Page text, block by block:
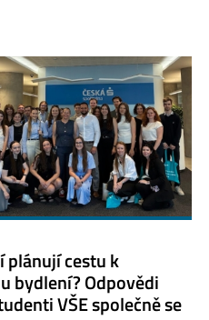
plánují cestu k
bydlení? Odpovědi
VŠE společně se